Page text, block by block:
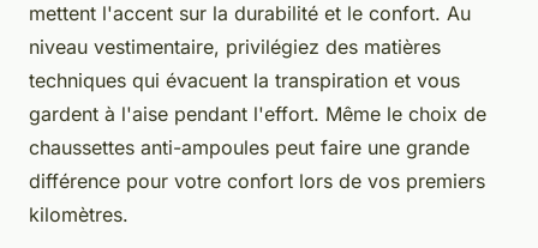
mettent l'accent sur la durabilité et le confort. Au
niveau vestimentaire, privilégiez des matières
techniques qui évacuent la transpiration et vous
gardent à l'aise pendant l'effort. Même le choix de
chaussettes anti-ampoules peut faire une grande
différence pour votre confort lors de vos premiers
kilomètres.